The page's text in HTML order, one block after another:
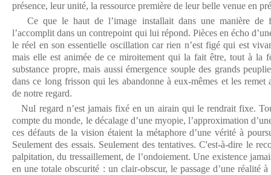
présence, leur unité, la ressource première de leur belle venue en
Ce que le haut de l’image installait dans une manière de
l’accomplit dans un contrepoint qui lui répond. Pièces en écho
le réel en son essentielle oscillation car rien n’est figé qui est
mais elle est animée de ce miroitement qui la fait être, tout à la
substance propre, mais aussi émergence souple des grands
dans ce long frisson qui les abandonne à eux-mêmes et les remet
de notre regard.
Nul regard n’est jamais fixé en un airain qui le rendrait fixe.
compte du monde, le décalage d’une myopie, l’approximation
ces défauts de la vision étaient la métaphore d’une vérité à
Seulement des essais. Seulement des tentatives. C'est-à-dire le
palpitation, du tressaillement, de l’ondoiement. Une existence
en une totale obscurité : un clair-obscur, le passage d’une réalité